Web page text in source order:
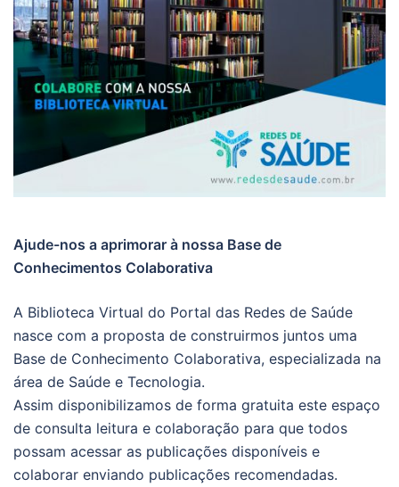
Ajude-nos a aprimorar à nossa Base de
Conhecimentos Colaborativa
A Biblioteca Virtual do Portal das Redes de Saúde
nasce com a proposta de construirmos juntos uma
Base de Conhecimento Colaborativa, especializada na
área de Saúde e Tecnologia.
Assim disponibilizamos de forma gratuita este espaço
de consulta leitura e colaboração para que todos
possam acessar as publicações disponíveis e
colaborar enviando publicações recomendadas.